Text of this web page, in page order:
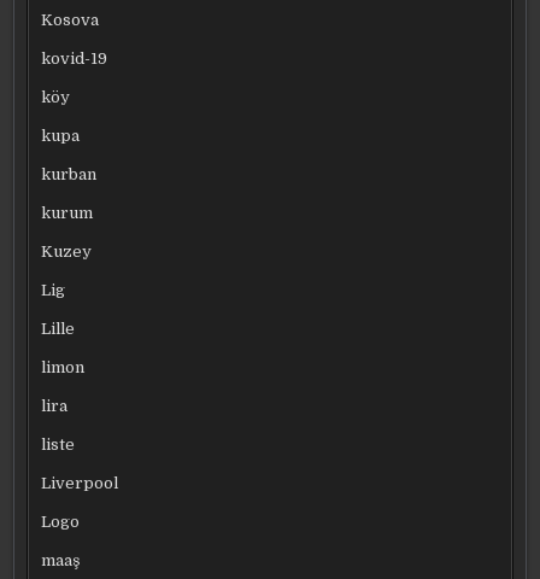
Kosova
kovid-19
köy
kupa
kurban
kurum
Kuzey
Lig
Lille
limon
lira
liste
Liverpool
Logo
maaş